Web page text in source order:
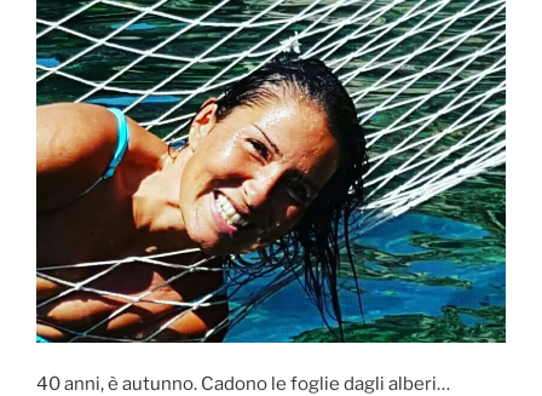
40 anni, è autunno. Cadono le foglie dagli alberi…